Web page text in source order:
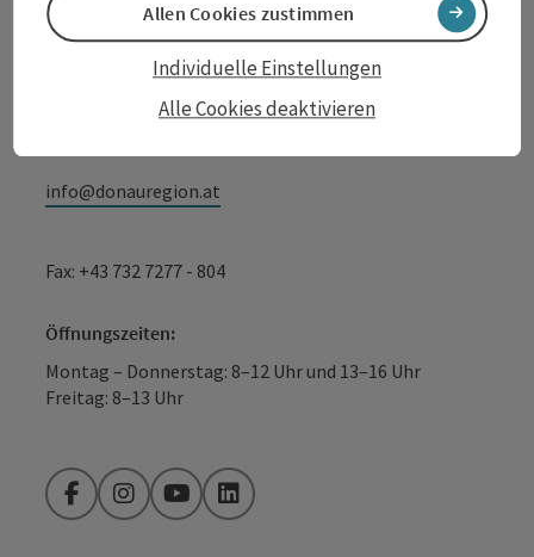
Lindengasse 9
4040 Linz
+43 732 7277 - 888
info@donauregion.at
Fax: +43 732 7277 - 804
Öffnungszeiten:
Montag – Donnerstag: 8–12 Uhr und 13–16 Uhr
Freitag: 8–13 Uhr
FacebookInstagramYouTubeLinkedIn
Alle Cookies deaktivieren
Individuelle Einstellungen
Allen Cookies zustimmen